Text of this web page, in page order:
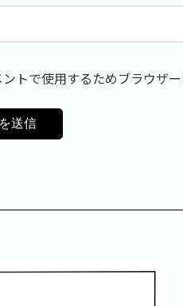
トで使用するためブラウザ